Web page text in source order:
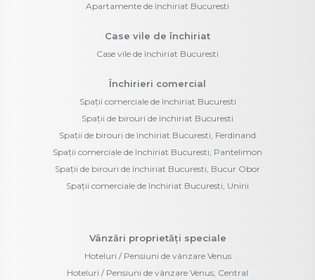
Apartamente de închiriat Bucuresti
Case vile de închiriat
Case vile de închiriat Bucuresti
Închirieri comercial
Spații comerciale de închiriat Bucuresti
Spații de birouri de închiriat Bucuresti
Spații de birouri de închiriat Bucuresti, Ferdinand
Spații comerciale de închiriat Bucuresti, Pantelimon
Spații de birouri de închiriat Bucuresti, Bucur Obor
Spații comerciale de închiriat Bucuresti, Unirii
Vânzări proprietăți speciale
Hoteluri / Pensiuni de vânzare Venus
Hoteluri / Pensiuni de vânzare Venus, Central